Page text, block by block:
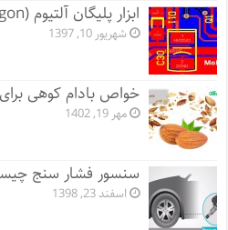
ابزار پلیگان آلتیوم (Polygon) در طراحی PCB
شهریور 10, 1397
خواص بادام کوهی
مهر 19, 1402
سنسور فشار سنج
اسفند 23, 1398